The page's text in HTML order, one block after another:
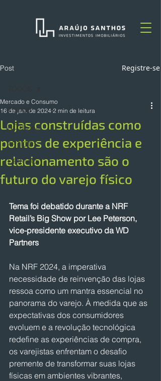
Post Registre-se
TODOS
NOTÍCIAS
ARTIGOS
OPINIÃO
Lojas construídas como
pontos de experiência e
relacionamento são o
futuro do varejo físico
Mercado e Consumo
16 de jan. de 2024 2 min de leitura
Tema foi debatido durante a NRF
Retail’s Big Show por Lee Peterson,
vice-presidente executivo da WD
Partners
Na NRF 2024, a imperativa
necessidade de reinvenção das lojas
ressoa como um mantra essencial no
panorama do varejo. À medida que as
expectativas dos consumidores
evoluem e a revolução tecnológica
redefine as experiências de compra,
os varejistas enfrentam o desafio
premente de transformar suas lojas
físicas em ambientes vibrantes,